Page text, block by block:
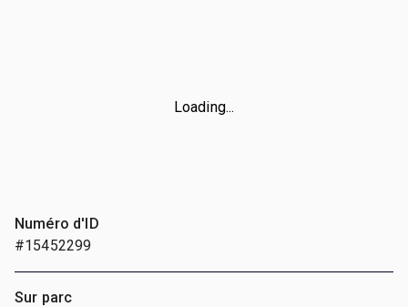
Loading...
Numéro d'ID
#15452299
Sur parc